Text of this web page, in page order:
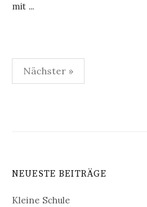
mit ...
Seitennummerierung
der
Nächster »
NEUESTE BEITRÄGE
Kleine Schule